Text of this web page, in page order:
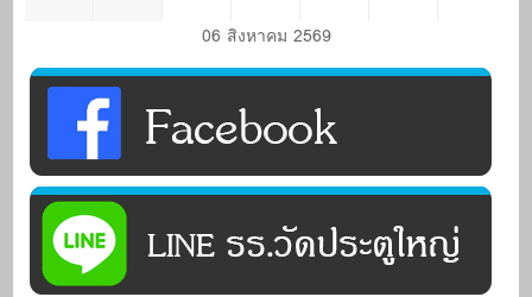
06 สิงหาคม 2569